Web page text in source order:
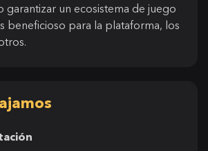
garantizar un ecosistema de juego
beneficioso para la plataforma, los